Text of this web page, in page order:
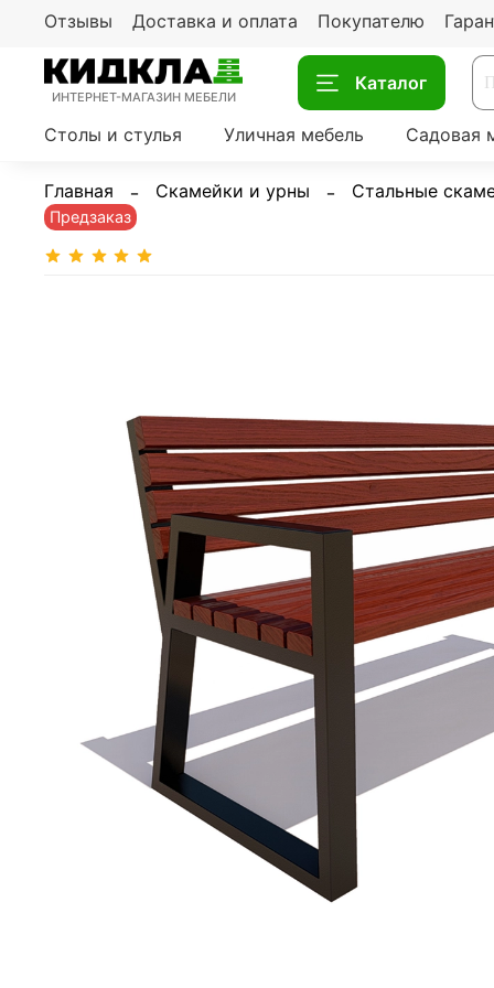
Отзывы Доставка и оплата Покупателю
ИНТЕРНЕТ-МАГАЗИН МЕБЕЛИ
Каталог
Столы и стулья Уличная мебель Садовая
Главная Скамейки и урны Стальные
Предзаказ